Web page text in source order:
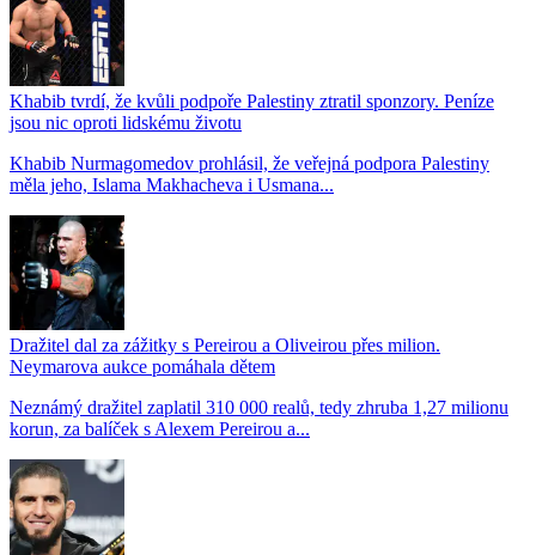
Khabib tvrdí, že kvůli podpoře Palestiny ztratil sponzory. Peníze
jsou nic oproti lidskému životu
Khabib Nurmagomedov prohlásil, že veřejná podpora Palestiny
měla jeho, Islama Makhacheva i Usmana...
Dražitel dal za zážitky s Pereirou a Oliveirou přes milion.
Neymarova aukce pomáhala dětem
Neznámý dražitel zaplatil 310 000 realů, tedy zhruba 1,27 milionu
korun, za balíček s Alexem Pereirou a...